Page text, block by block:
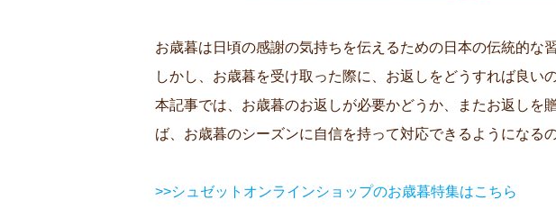
お歳暮は日頃の感謝の気持ちを伝えるための日本の伝統的な習
しかし、お歳暮を受け取った際に、お返しをどうすれば良い
本記事では、お歳暮のお返しが必要かどうか、またお返しを
ば、お歳暮のシーズンに自信を持って対応できるようになる
>>シュゼットオンラインショップのお歳暮特集はこちら